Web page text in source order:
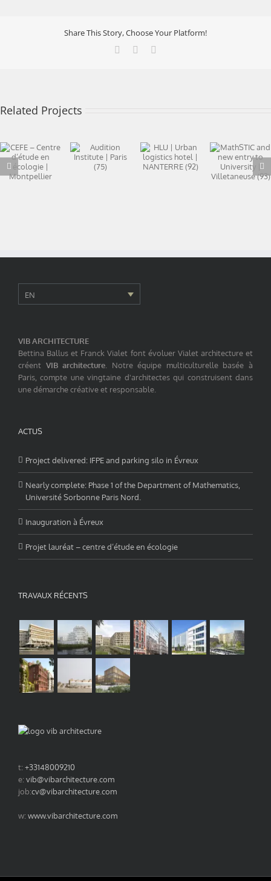
Share This Story, Choose Your Platform!
Facebook
Related Projects
Centre
d’étude en
écologie |
Audition
Institute |
Paris (75)
logistics
hotel |
and new
entry to
University |
Villetaneuse
EN
VIB ARCHITECTURE
Bettina Ballus et Franck Vialet font évoluer Vialet architecture et
créent VIB architecture. Notre équipe multiculturelle basée à
Paris, compte une vingtaine d'architectes qui construisent dans
une démarche créative et responsable.
ACTUS
Project delivered: IFPE and parking silo in Évreux
Nearly complete: Phase 1 of the Department of Mathematics,
Université Sorbonne Paris Nord.
Inauguration à Évreux
Projet lauréat – centre d’étude en écologie
TRAVAUX RÉCENTS
t: +33148009210
e: vib@vibarchitecture.com
job:cv@vibarchitecture.com
w: www.vibarchitecture.com